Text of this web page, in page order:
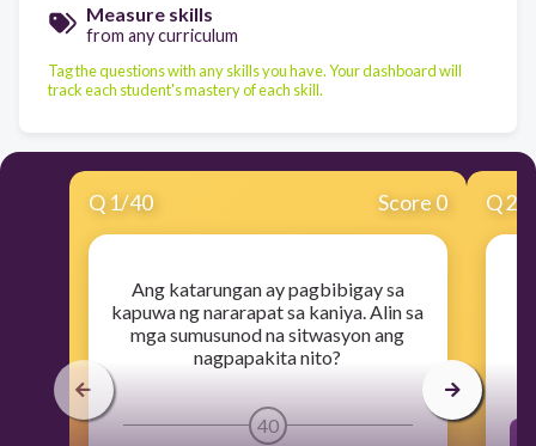
Measure skills
from any curriculum
Tag the questions with any skills you have. Your dashboard will
track each student's mastery of each skill.
Q 1/40 Score 0
Ang katarungan ay pagbibigay sa
kapuwa ng nararapat sa kaniya. Alin sa
mga sumusunod na sitwasyon ang
nagpapakita nito?
40
Q2